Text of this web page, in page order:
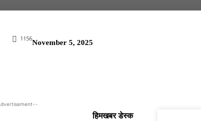
1156
November 5, 2025
हिमखबर डेस्क